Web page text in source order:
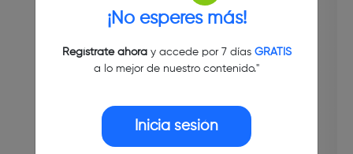
¡No esperes más!
Regístrate ahoray accede por 7 días GRATIS
a lo mejor de nuestro contenido."
Inicia sesión